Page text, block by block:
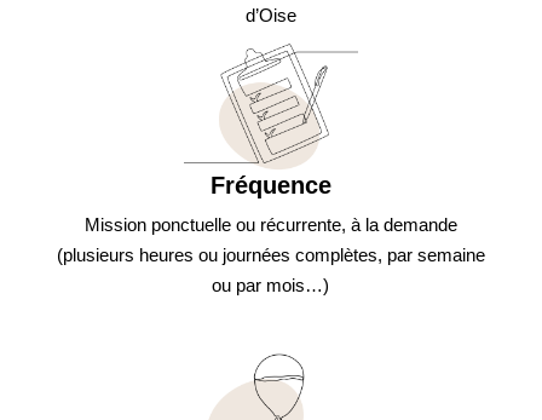
d’Oise
Fréquence
Mission ponctuelle ou récurrente, à la demande
(plusieurs heures ou journées complètes, par semaine
ou par mois…)